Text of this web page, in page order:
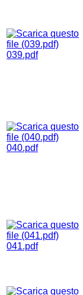
039.pdf
040.pdf
041.pdf